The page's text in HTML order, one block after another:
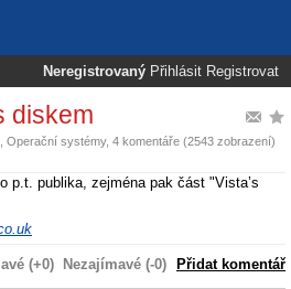
Neregistrovaný Přihlásit Registrovat
diskem
Operační systémy, 4 komentáře (2543 zobrazení)
p.t. publika, zejména pak část "Vista’s
(+0) Nezajímavé (-0) Přidat komentář